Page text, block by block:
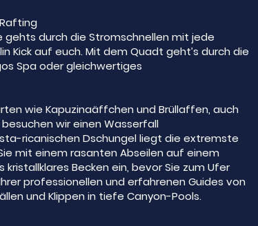
durch die Stromschnellen mit jede
Kick auf euch. Mit dem Quadt geht’s durch die
Spa oder gleichwertiges
wie Kapuzinaäffchen und Brüllaffen, auch
wir einen Wasserfall
ricanischen Dschungel liegt die extremste
mit einem rasanten Abseilen auf einem
Becken ein, bevor Sie zum Ufer
professionellen und erfahrenen Guides von
und Klippen in tiefe Canyon-Pools.